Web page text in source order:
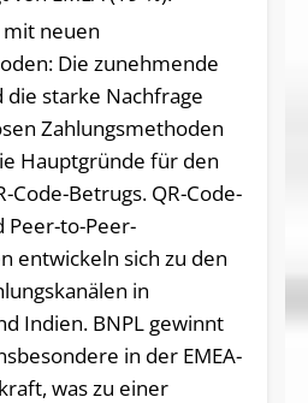
neuen
Die zunehmende
die starke Nachfrage
Zahlungsmethoden
Hauptgründe für den
Code-Betrugs. QR-Code-
Peer-to-Peer-
entwickeln sich zu den
in
Indien. BNPL gewinnt
in der EMEA-
was zu einer